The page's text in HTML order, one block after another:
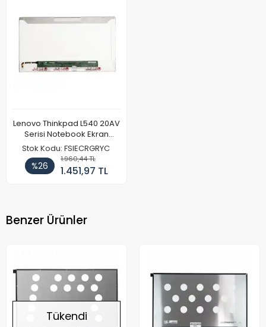
Lenovo Thinkpad L540 20AV
Serisi Notebook Ekran
Paneli
Stok Kodu: FSIECRGRYC
%26
1.960,44 TL
1.451,97 TL
Benzer Ürünler
Tükendi